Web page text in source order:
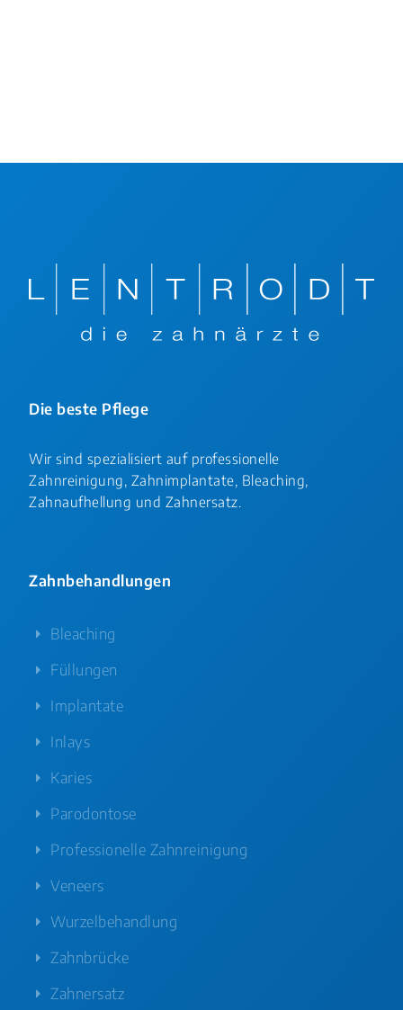
Die beste Pflege
Wir sind spezialisiert auf professionelle
Zahnreinigung, Zahnimplantate, Bleaching,
Zahnaufhellung und Zahnersatz.
Zahnbehandlungen
Bleaching
Füllungen
Implantate
Inlays
Karies
Parodontose
Professionelle Zahnreinigung
Veneers
Wurzelbehandlung
Zahnbrücke
Zahnersatz